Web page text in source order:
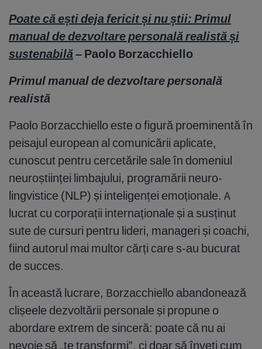
Poate că ești deja fericit și nu știi: Primul
manual de dezvoltare personală realistă și
sustenabilă– Paolo Borzacchiello
Primul manual de dezvoltare personală
realistă
Paolo Borzacchiello este o figură proeminentă în
peisajul european al comunicării aplicate,
cunoscut pentru cercetările sale în domeniul
neuroștiinței limbajului, programării neuro-
lingvistice (NLP) și inteligenței emoționale. A
lucrat cu corporații internaționale și a susținut
sute de cursuri pentru lideri, manageri și coachi,
fiind autorul mai multor cărți care s-au bucurat
de succes.
În această lucrare, Borzacchiello abandonează
clișeele dezvoltării personale și propune o
abordare extrem de sinceră: poate că nu ai
nevoie să „te transformi”, ci doar să înveți cum